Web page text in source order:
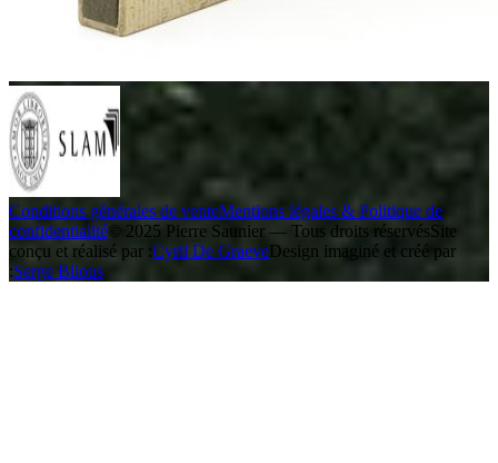
Conditions générales de venteMentions légales & Politique de
confidentialité© 2025 Pierre Saunier — Tous droits réservésSite
conçu et réalisé par :Cyril De GraeveDesign imaginé et créé par
:Serge Bilous